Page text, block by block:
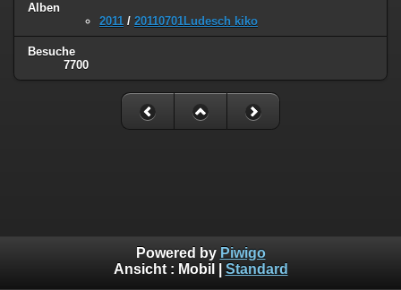
Alben
2011 / 20110701Ludesch kiko
Besuche
7700
Powered by Piwigo
Ansicht : Mobil Standard